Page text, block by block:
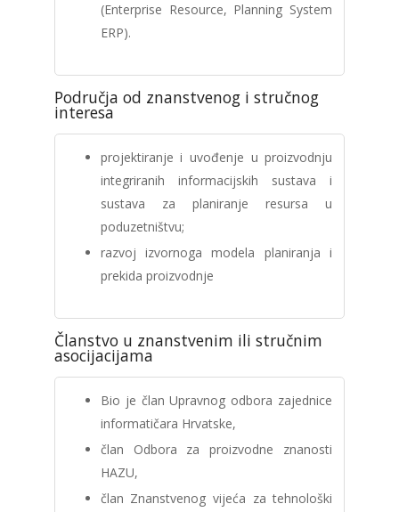
(Enterprise Resource, Planning System
ERP).
Područja od znanstvenog i stručnog
interesa
projektiranje i uvođenje u proizvodnju
integriranih informacijskih sustava i
sustava za planiranje resursa u
poduzetništvu;
razvoj izvornoga modela planiranja i
prekida proizvodnje
Članstvo u znanstvenim ili stručnim
asocijacijama
Bio je član Upravnog odbora zajednice
informatičara Hrvatske,
član Odbora za proizvodne znanosti
HAZU,
član Znanstvenog vijeća za tehnološki